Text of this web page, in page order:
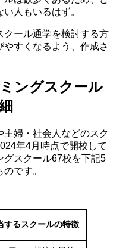
人もいるはず。
クール通学を検討する方
すくなるよう、作成さ
ングスクール
婦・社会人などのスク
年4月時点で開校して
グスクール67校を下記5
です。
するスクールの特徴